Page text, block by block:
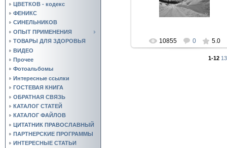
ЦВЕТКОВ - кодекс
ФЕНИКС
СИНЕЛЬНИКОВ
ОПЫТ ПРИМЕНЕНИЯ
ТОВАРЫ ДЛЯ ЗДОРОВЬЯ
ВИДЕО
Прочее
Фотоальбомы
Интересные ссылки
ГОСТЕВАЯ КНИГА
ОБРАТНАЯ СВЯЗЬ
КАТАЛОГ СТАТЕЙ
КАТАЛОГ ФАЙЛОВ
ЦИТАТНИК ПРАВОСЛАВНЫЙ
ПАРТНЕРСКИЕ ПРОГРАММЫ
ИНТЕРЕСНЫЕ СТАТЬИ
youser942
10855 0 5.0
1-12